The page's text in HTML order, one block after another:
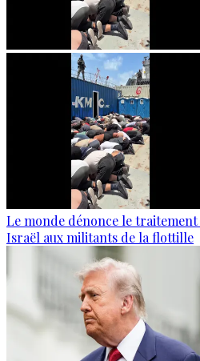
Le monde dénonce le
Israël aux militants de la flottille